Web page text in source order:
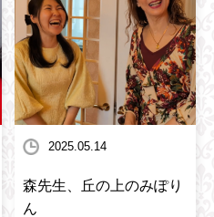
2025.05.14
森先生、丘の上のみぽり
ん